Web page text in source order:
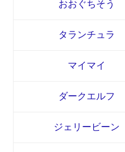
おおぐちそう
タランチュラ
マイマイ
ダークエルフ
ジェリービーン